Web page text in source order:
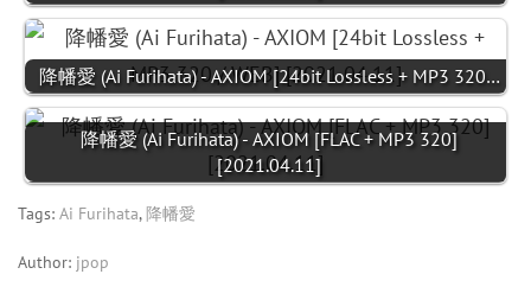
降幡愛 (Ai Furihata) - AXIOM [24bit Lossless + MP3 320…
降幡愛 (Ai Furihata) - AXIOM [FLAC + MP3 320]
[2021.04.11]
Tags: Ai Furihata,降幡愛
Author: jpop